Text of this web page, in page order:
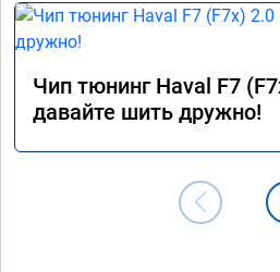
Чип тюнинг Haval F7
давайте шить дружно!